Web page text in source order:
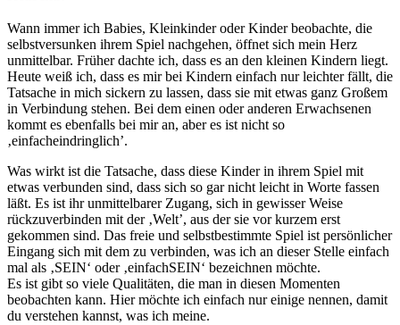
Wann immer ich Babies, Kleinkinder oder Kinder beobachte, die
selbstversunken ihrem Spiel nachgehen, öffnet sich mein Herz
unmittelbar. Früher dachte ich, dass es an den kleinen Kindern liegt.
Heute weiß ich, dass es mir bei Kindern einfach nur leichter fällt, die
Tatsache in mich sickern zu lassen, dass sie mit etwas ganz Großem
in Verbindung stehen. Bei dem einen oder anderen Erwachsenen
kommt es ebenfalls bei mir an, aber es ist nicht so
‚einfacheindringlich’.
Was wirkt ist die Tatsache, dass diese Kinder in ihrem Spiel mit
etwas verbunden sind, dass sich so gar nicht leicht in Worte fassen
läßt. Es ist ihr unmittelbarer Zugang, sich in gewisser Weise
rückzuverbinden mit der ‚Welt’, aus der sie vor kurzem erst
gekommen sind. Das freie und selbstbestimmte Spiel ist persönlicher
Eingang sich mit dem zu verbinden, was ich an dieser Stelle einfach
mal als ‚SEIN‘ oder ‚einfachSEIN‘ bezeichnen möchte.
Es ist gibt so viele Qualitäten, die man in diesen Momenten
beobachten kann. Hier möchte ich einfach nur einige nennen, damit
du verstehen kannst, was ich meine.